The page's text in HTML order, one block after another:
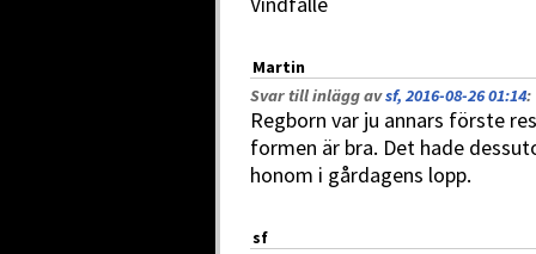
Martin
Svar till inlägg avsf, 2016-08-26 01:14:
Regborn var ju annars förste
formen är bra. Det hade
honom i gårdagens lopp.
sf